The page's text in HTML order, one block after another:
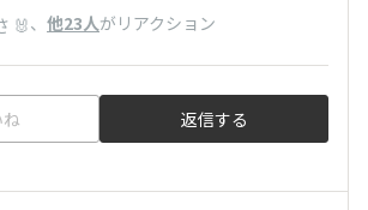
🐰、 他23人がリアクション
返信する